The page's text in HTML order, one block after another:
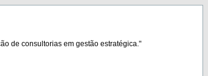
de consultorias em gestão estratégica."